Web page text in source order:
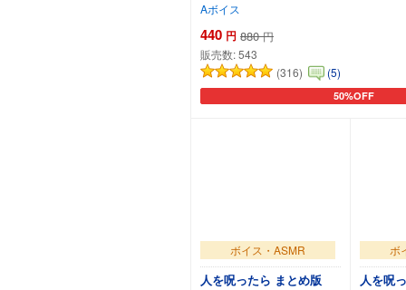
Aボイス
440 円 880 円
販売数:543
(316)
(5)
50%OFF
カートに追加
ボイス・ASMR
人を呪ったら まとめ版
ボ
人を呪